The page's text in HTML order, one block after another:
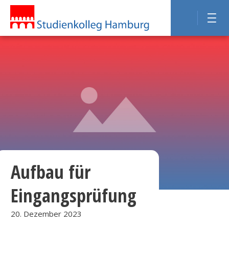
Aufbau für
Eingangsprüfung
20. Dezember 2023